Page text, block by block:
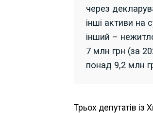
через
інші активи на
інший –
7 млн грн (за
понад 9,2 млн
Трьох депутатів